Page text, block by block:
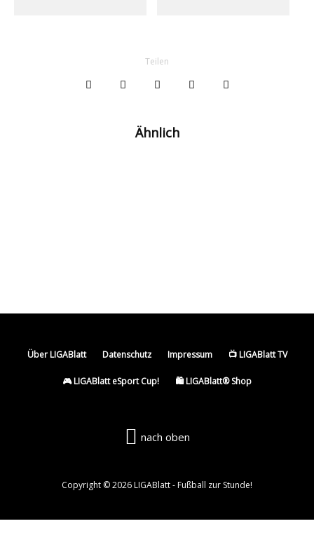
Teilen
Ähnlich
Über LIGABlatt Datenschutz Impressum 📺 LIGABlatt TV
🎮 LIGABlatt eSport Cup! 🛍️ LIGABlatt® Shop
nach oben
Copyright © 2026 LIGABlatt - Fußball zur Stunde!